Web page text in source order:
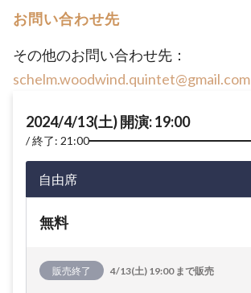
お問い合わせ先
その他のお問い合わせ先：
schelm.woodwind.quintet@gmail.com
2024/4/13(土) 開演: 19:00
終了: 21:00
自由席
無料
販売終了 4/13(土) 19:00 まで販売